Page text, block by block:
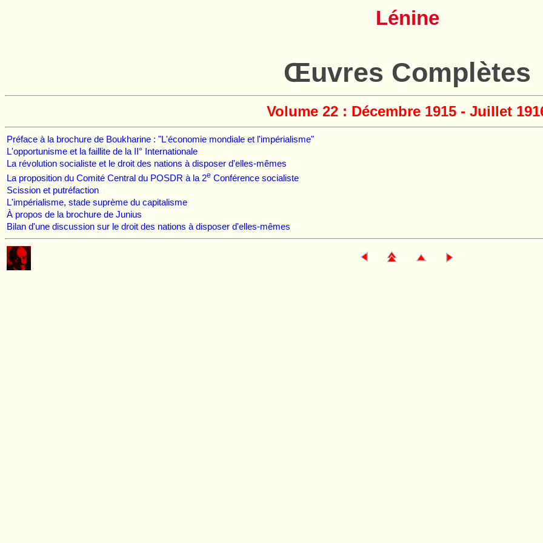
Lénine
Œuvres Complètes
Volume 22 : Décembre 1915 - Juillet
Préface à la brochure de Boukharine : "L'économie mondiale et l'impérialisme"
L'opportunisme et la faillite de la II° Internationale
La révolution socialiste et le droit des nations à disposer d'elles-mêmes
La proposition du Comité Central du POSDR à la 2e Conférence socialiste
Scission et putréfaction
L'impérialisme, stade suprème du capitalisme
À propos de la brochure de Junius
Bilan d'une discussion sur le droit des nations à disposer d'elles-mêmes